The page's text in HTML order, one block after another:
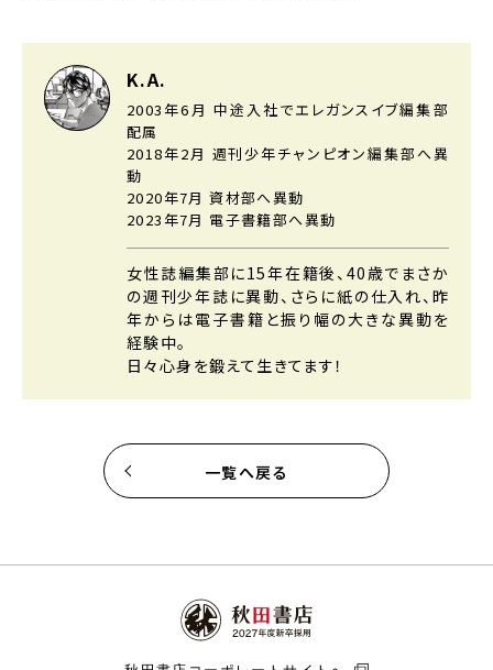
K.A.
2003年6月 中途入社でエレガンスイブ編集部
配属
2018年2月 週刊少年チャンピオン編集部へ異
動
2020年7月 資材部へ異動
2023年7月 電子書籍部へ異動
女性誌編集部に15年在籍後、40歳でまさか
の週刊少年誌に異動、 さらに紙の仕入れ、昨
年からは電子書籍と振り幅の大きな異動を
経験中。
日々心身を鍛えて生きてます！
一覧へ戻る